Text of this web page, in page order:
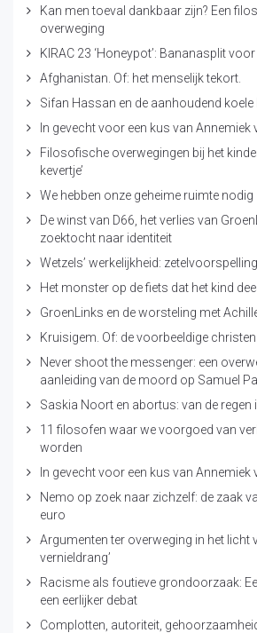
Kan men toeval dankbaar zijn? Een
overweging
KIRAC 23 ‘Honeypot’: Bananasplit
Afghanistan. Of: het menselijk tekort.
Sifan Hassan en de aanhoudend koele
In gevecht voor een kus van Annemiek
Filosofische overwegingen bij het
kevertje’
We hebben onze geheime ruimte nodig
De winst van D66, het verlies van
zoektocht naar identiteit
Wetzels’ werkelijkheid:
Het monster op de fiets dat het kind
GroenLinks en de worsteling met
Kruisigem. Of: de voorbeeldige christen
Never shoot the messenger: een
aanleiding van de moord op Samuel
Saskia Noort en abortus: van de regen
11 filosofen waar we voorgoed van
worden
In gevecht voor een kus van Annemiek
Nemo op zoek naar zichzelf: de zaak
euro
Argumenten ter overweging in het licht
vernieldrang’
Racisme als foutieve grondoorzaak:
een eerlijker debat
Complotten, autoriteit,